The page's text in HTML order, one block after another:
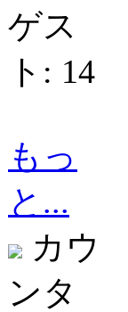
ゲス
ト: 14
もっ
と...
カウ
ンタ